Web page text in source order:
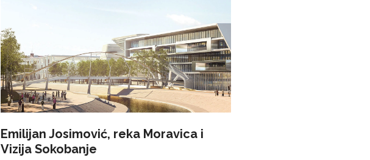
Emilijan Josimović, reka Moravica i
Vizija Sokobanje